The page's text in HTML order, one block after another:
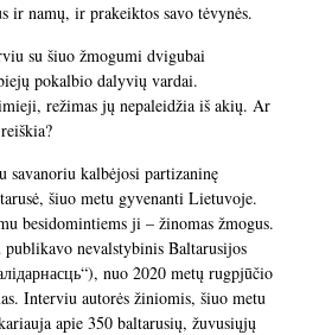
ir namų, ir prakeiktos savo tėvynės.
su šiuo žmogumi dvigubai
pokalbio dalyvių vardai.
režimas jų nepaleidžia iš akių. Ar
savanoriu kalbėjosi partizaninę
šiuo metu gyvenanti Lietuvoje.
besidomintiems ji – žinomas žmogus.
nevalstybinis Baltarusijos
nuo 2020 metų rugpjūčio
Interviu autorės žiniomis, šiuo metu
apie 350 baltarusių, žuvusiųjų